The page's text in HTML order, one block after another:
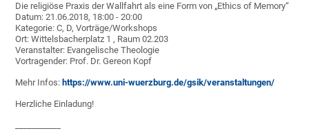
Die religiöse Praxis der Wallfahrt als eine Form von „Ethics of Memory“
Datum: 21.06.2018, 18:00 - 20:00
Kategorie: C, D, Vorträge/Workshops
Ort: Wittelsbacherplatz 1 , Raum 02.203
Veranstalter: Evangelische Theologie
Vortragender: Prof. Dr. Gereon Kopf
Mehr Infos: https://www.uni-wuerzburg.de/gsik/veranstaltungen/
Herzliche Einladung!